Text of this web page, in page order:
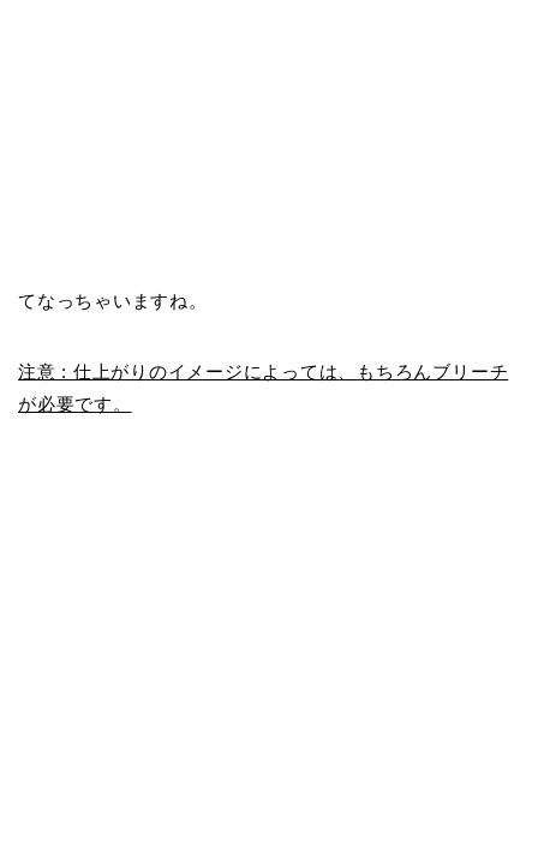
てなっちゃいますね。
注意 : 仕上がりのイメージによっては、もちろんブリーチ
が必要です。